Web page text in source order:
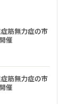
筋無力症の市
催
筋無力症の市
催